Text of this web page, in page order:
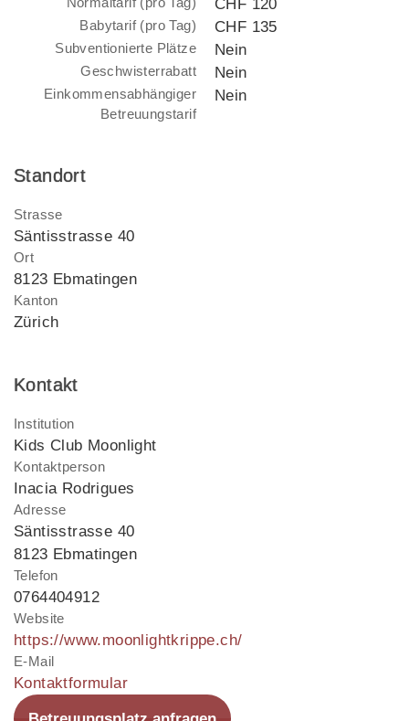
CHF 120
Babytarif (pro Tag) CHF 135
Subventionierte Plätze Nein
Geschwisterrabatt Nein
Einkommensabhängiger
Betreuungstarif
Nein
Standort
Strasse
Säntisstrasse 40
Ort
8123 Ebmatingen
Kanton
Zürich
Kontakt
Institution
Kids Club Moonlight
Kontaktperson
Inacia Rodrigues
Adresse
Säntisstrasse 40
8123 Ebmatingen
Telefon
0764404912
Website
https://www.moonlightkrippe.ch/
E-Mail
Kontaktformular